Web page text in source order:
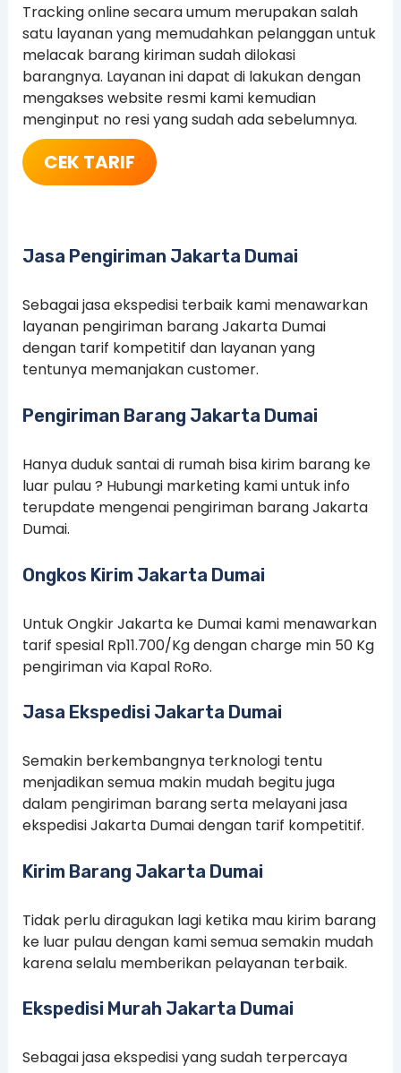
Tracking online secara umum merupakan salah
satu layanan yang memudahkan pelanggan untuk
melacak barang kiriman sudah dilokasi
barangnya. Layanan ini dapat di lakukan dengan
mengakses website resmi kami kemudian
menginput no resi yang sudah ada sebelumnya.
CEK TARIF
Jasa Pengiriman Jakarta Dumai
Sebagai jasa ekspedisi terbaik kami menawarkan
layanan pengiriman barang Jakarta Dumai
dengan tarif kompetitif dan layanan yang
tentunya memanjakan customer.
Pengiriman Barang Jakarta Dumai
Hanya duduk santai di rumah bisa kirim barang ke
luar pulau ? Hubungi marketing kami untuk info
terupdate mengenai pengiriman barang Jakarta
Dumai.
Ongkos Kirim Jakarta Dumai
Untuk Ongkir Jakarta ke Dumai kami menawarkan
tarif spesial Rp11.700/Kg dengan charge min 50 Kg
pengiriman via Kapal RoRo.
Jasa Ekspedisi Jakarta Dumai
Semakin berkembangnya terknologi tentu
menjadikan semua makin mudah begitu juga
dalam pengiriman barang serta melayani jasa
ekspedisi Jakarta Dumai dengan tarif kompetitif.
Kirim Barang Jakarta Dumai
Tidak perlu diragukan lagi ketika mau kirim barang
ke luar pulau dengan kami semua semakin mudah
karena selalu memberikan pelayanan terbaik.
Ekspedisi Murah Jakarta Dumai
Sebagai jasa ekspedisi yang sudah terpercaya